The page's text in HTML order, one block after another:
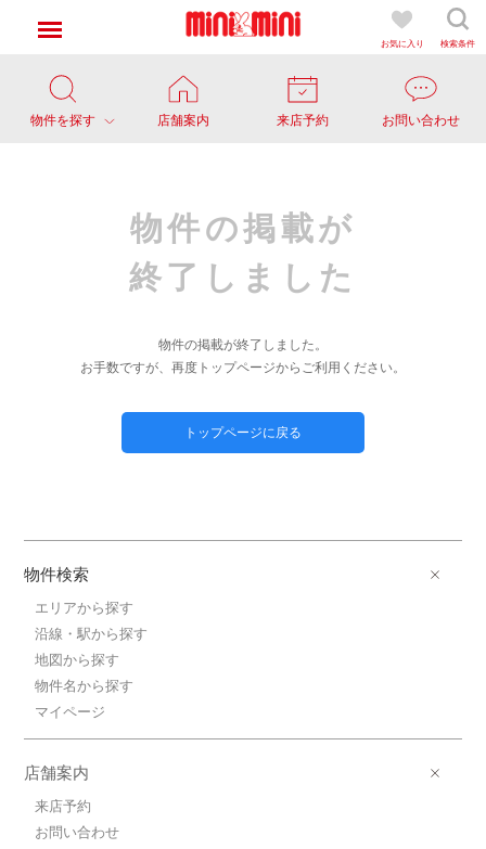
お気に入り 検索条件
物件を探す 店舗案内 来店予約 お問い合わせ
物件の掲載が
終了しました
物件の掲載が終了しました。
お手数ですが、再度トップページからご利用ください。
トップページに戻る
物件検索
エリアから探す
沿線・駅から探す
地図から探す
物件名から探す
マイページ
店舗案内
来店予約
お問い合わせ